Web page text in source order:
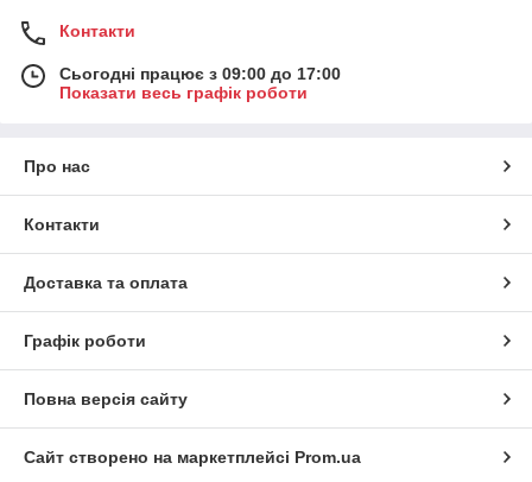
Контакти
Сьогодні працює з 09:00 до 17:00
Показати весь графік роботи
Про нас
Контакти
Доставка та оплата
Графік роботи
Повна версія сайту
Сайт створено на маркетплейсі Prom.ua